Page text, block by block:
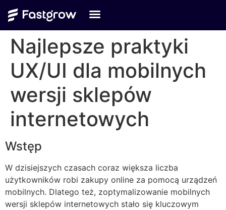
Najlepsze praktyki
UX/UI dla mobilnych
wersji sklepów
internetowych
Wstęp
W dzisiejszych czasach coraz większa liczba
użytkowników robi zakupy online za pomocą urządzeń
mobilnych. Dlatego też, zoptymalizowanie mobilnych
wersji sklepów internetowych stało się kluczowym